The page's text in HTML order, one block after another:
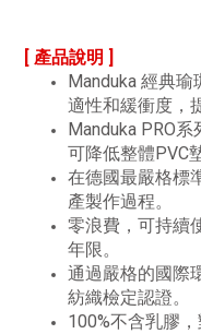
[ 產品說明 ]
Manduka 經典
適性和緩衝度，
Manduka PRO
可降低整體PVC
在德國最嚴格標
產製作過程。
零浪費，可持續
年限。
通過嚴格的國際
紡織檢定認證。
100%不含乳膠